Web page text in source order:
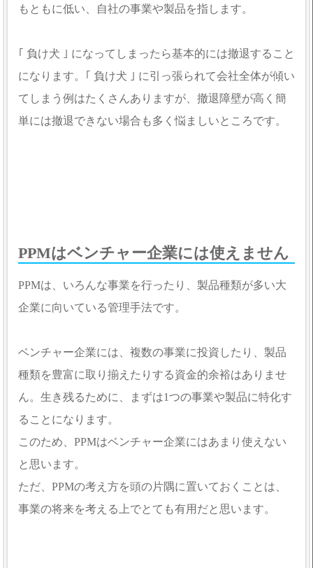
もともに低い、自社の事業や製品を指します。
｢ 負け犬 ｣ になってしまったら基本的には撤退すること
になります。｢ 負け犬 ｣ に引っ張られて会社全体が傾い
てしまう例はたくさんありますが、撤退障壁が高く簡
単には撤退できない場合も多く悩ましいところです。
PPMはベンチャー企業には使えません
PPMは、いろんな事業を行ったり、製品種類が多い大
企業に向いている管理手法です。
ベンチャー企業には、複数の事業に投資したり、製品
種類を豊富に取り揃えたりする資金的余裕はありませ
ん。生き残るために、まずは1つの事業や製品に特化す
ることになります。
このため、PPMはベンチャー企業にはあまり使えない
と思います。
ただ、PPMの考え方を頭の片隅に置いておくことは、
事業の将来を考える上でとても有用だと思います。